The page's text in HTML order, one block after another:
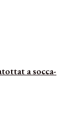
a socca-